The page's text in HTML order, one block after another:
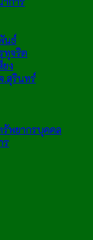
นธ์
ทุจริต
ง
.สุรินทร์
พยากรบุคคล
ร